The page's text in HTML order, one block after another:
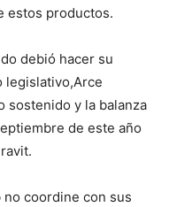
estos productos.
debió hacer su
legislativo,Arce
sostenido y la balanza
de este año
no coordine con sus